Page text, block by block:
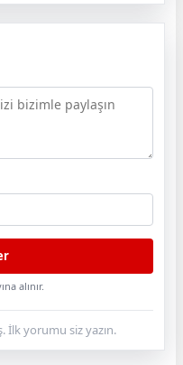
alınır.
İlk yorumu siz yazın.